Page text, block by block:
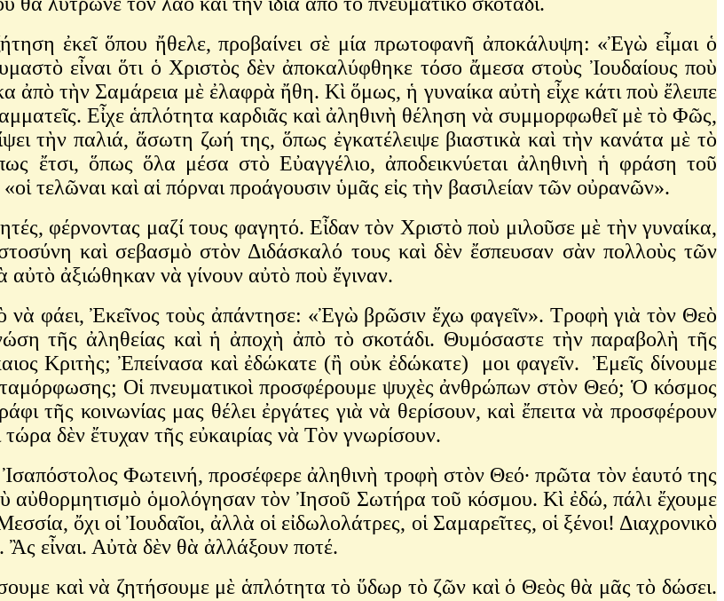
ἐκεῖ ὅπου ἤθελε, προβαίνει σὲ μία πρωτοφανῆ ἀποκάλυψη: «Ἐγὼ εἶμαι ὁ
εἶναι ὅτι ὁ Χριστὸς δὲν ἀποκαλύφθηκε τόσο ἄμεσα στοὺς Ἰουδαίους ποὺ
ἀπὸ τὴν Σαμάρεια μὲ ἐλαφρὰ ἤθη. Κὶ ὅμως, ἡ γυναίκα αὐτὴ εἶχε κάτι ποὺ ἔλειπε
Εἶχε ἁπλότητα καρδιᾶς καὶ ἀληθινὴ θέληση νὰ συμμορφωθεῖ μὲ τὸ Φῶς,
τὴν παλιά, ἄσωτη ζωή της, ὅπως ἐγκατέλειψε βιαστικὰ καὶ τὴν κανάτα μὲ τὸ
ἔτσι, ὅπως ὅλα μέσα στὸ Εὐαγγέλιο, ἀποδεικνύεται ἀληθινὴ ἡ φράση τοῦ
τελῶναι καὶ αἱ πόρναι προάγουσιν ὑμᾶς εἰς τὴν βασιλείαν τῶν οὐρανῶν».
φέρνοντας μαζί τους φαγητό. Εἶδαν τὸν Χριστὸ ποὺ μιλοῦσε μὲ τὴν γυναίκα,
καὶ σεβασμὸ στὸν Διδάσκαλό τους καὶ δὲν ἔσπευσαν σὰν πολλοὺς τῶν
αὐτὸ ἀξιώθηκαν νὰ γίνουν αὐτὸ ποὺ ἔγιναν.
φάει, Ἐκεῖνος τοὺς ἀπάντησε: «Ἐγὼ βρῶσιν ἔχω φαγεῖν». Τροφὴ γιὰ τὸν Θεὸ
τῆς ἀληθείας καὶ ἡ ἀποχὴ ἀπὸ τὸ σκοτάδι. Θυμόσαστε τὴν παραβολὴ τῆς
Κριτὴς; Ἐπείνασα καὶ ἐδώκατε (ἢ οὐκ ἐδώκατε) μοι φαγεῖν. Ἐμεῖς δίνουμε
Οἱ πνευματικοὶ προσφέρουμε ψυχὲς ἀνθρώπων στὸν Θεό; Ὁ κόσμος
τῆς κοινωνίας μας θέλει ἐργάτες γιὰ νὰ θερίσουν, καὶ ἔπειτα νὰ προσφέρουν
δὲν ἔτυχαν τῆς εὐκαιρίας νὰ Τὸν γνωρίσουν.
Ἰσαπόστολος Φωτεινή, προσέφερε ἀληθινὴ τροφὴ στὸν Θεό∙ πρῶτα τὸν ἑαυτό της
αὐθορμητισμὸ ὁμολόγησαν τὸν Ἰησοῦ Σωτήρα τοῦ κόσμου. Κὶ ἐδώ, πάλι ἔχουμε
ὄχι οἱ Ἰουδαῖοι, ἀλλὰ οἱ εἰδωλολάτρες, οἱ Σαμαρεῖτες, οἱ ξένοι! Διαχρονικὸ
εἶναι. Αὐτὰ δὲν θὰ ἀλλάξουν ποτέ.
καὶ νὰ ζητήσουμε μὲ ἁπλότητα τὸ ὕδωρ τὸ ζῶν καὶ ὁ Θεὸς θὰ μᾶς τὸ δώσει.